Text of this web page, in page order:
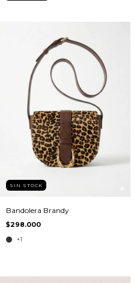
SIN STOCK
Bandolera Brandy
$298.000
+1